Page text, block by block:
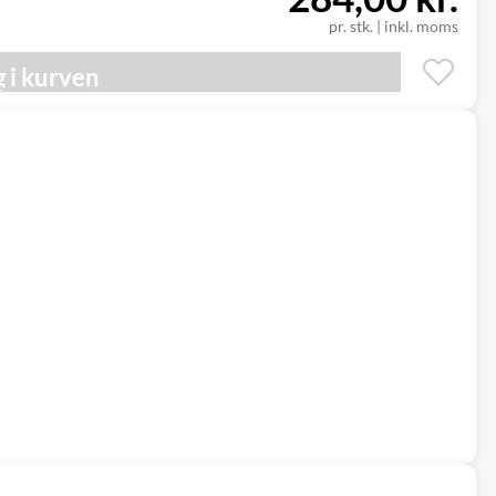
pr. stk. | inkl. moms
i kurven